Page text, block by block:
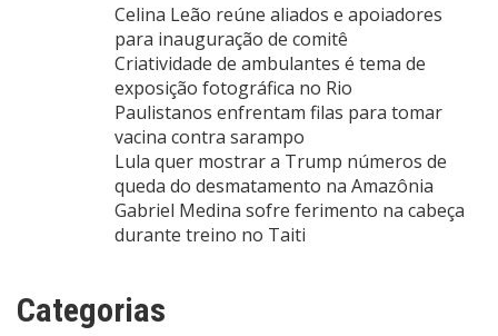
Celina Leão reúne aliados e apoiadores
para inauguração de comitê
Criatividade de ambulantes é tema de
exposição fotográfica no Rio
Paulistanos enfrentam filas para tomar
vacina contra sarampo
Lula quer mostrar a Trump números de
queda do desmatamento na Amazônia
Gabriel Medina sofre ferimento na cabeça
durante treino no Taiti
Categorias